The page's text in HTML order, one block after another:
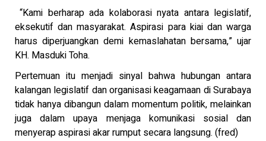
“Kami berharap ada kolaborasi nyata antara legislatif,
eksekutif dan masyarakat. Aspirasi para kiai dan warga
harus diperjuangkan demi kemaslahatan bersama,” ujar
KH. Masduki Toha.
Pertemuan itu menjadi sinyal bahwa hubungan antara
kalangan legislatif dan organisasi keagamaan di Surabaya
tidak hanya dibangun dalam momentum politik, melainkan
juga dalam upaya menjaga komunikasi sosial dan
menyerap aspirasi akar rumput secara langsung. (fred)